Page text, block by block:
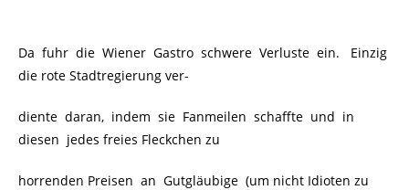
Da fuhr die Wiener Gastro schwere Verluste ein. Einzig
die rote Stadtregierung ver-
diente daran, indem sie Fanmeilen schaffte und in
diesen jedes freies Fleckchen zu
horrenden Preisen an Gutgläubige (um nicht Idioten zu